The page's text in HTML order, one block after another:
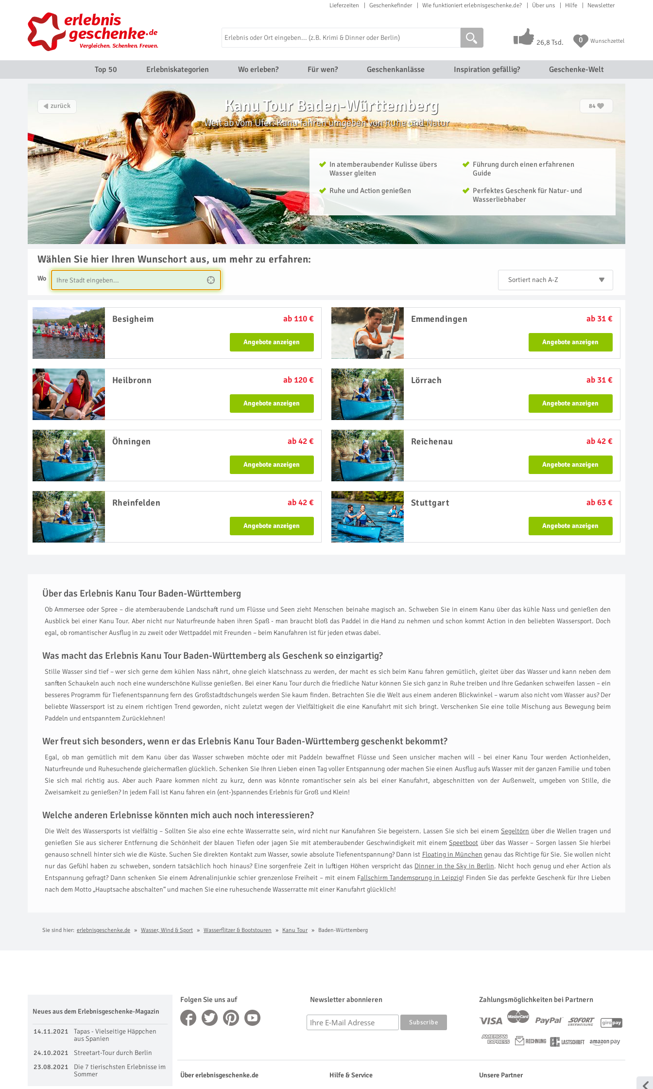
Lieferzeiten Geschenkefinder Wie funktioniert erlebnisgeschenke.de? Über uns Hilfe Newsletter
26,8 Tsd. 0 Wunschzettel
Top 50 Erlebniskategorien Wo erleben? Für wen? Geschenkanlässe Inspiration gefällig? Geschenke-Welt
Kanu Tour Baden-Württemberg 84
Weit ab vom Ufer: Kanu fahren umgeben von Ruhe und Natur
In atemberaubender Kulisse übers
Wasser gleiten
Führung durch einen erfahrenen
Guide
Ruhe und Action genießen
Perfektes Geschenk für Natur- und
Wasserliebhaber
Wählen Sie hier Ihren Wunschort aus, um mehr zu erfahren:
Wo Sortiert nach A-Z
Besigheim ab 110 €
Angebote anzeigen
Emmendingen ab 31 €
Angebote anzeigen
Heilbronn ab 120 €
Angebote anzeigen
Lörrach ab 31 €
Angebote anzeigen
Öhningen ab 42 €
Angebote anzeigen
Reichenau ab 42 €
Angebote anzeigen
Rheinfelden ab 42 €
Angebote anzeigen
Stuttgart ab 63 €
Angebote anzeigen
Über das Erlebnis Kanu Tour Baden-Württemberg
Ob Ammersee oder Spree – die atemberaubende Landschaft rund um Flüsse und Seen zieht Menschen beinahe magisch an. Schweben Sie in einem Kanu über das kühle Nass und genießen den
Ausblick bei einer Kanu Tour. Aber nicht nur Naturfreunde haben ihren Spaß - man braucht bloß das Paddel in die Hand zu nehmen und schon kommt Action in den beliebten Wassersport. Doch
egal, ob romantischer Ausflug in zu zweit oder Wettpaddel mit Freunden – beim Kanufahren ist für jeden etwas dabei.
Was macht das Erlebnis Kanu Tour Baden-Württemberg als Geschenk so einzigartig?
Stille Wasser sind tief – wer sich gerne dem kühlen Nass nährt, ohne gleich klatschnass zu werden, der macht es sich beim Kanu fahren gemütlich, gleitet über das Wasser und kann neben dem
sanften Schaukeln auch noch eine wunderschöne Kulisse genießen. Bei einer Kanu Tour durch die friedliche Natur können Sie sich ganz in Ruhe treiben und Ihre Gedanken schweifen lassen – ein
besseres Programm für Tiefenentspannung fern des Großstadtdschungels werden Sie kaum finden. Betrachten Sie die Welt aus einem anderen Blickwinkel – warum also nicht vom Wasser aus? Der
beliebte Wassersport ist zu einem richtigen Trend geworden, nicht zuletzt wegen der Vielfältigkeit die eine Kanufahrt mit sich bringt. Verschenken Sie eine tolle Mischung aus Bewegung beim
Paddeln und entspanntem Zurücklehnen!
Wer freut sich besonders, wenn er das Erlebnis Kanu Tour Baden-Württemberg geschenkt bekommt?
Egal, ob man gemütlich mit dem Kanu über das Wasser schweben möchte oder mit Paddeln bewaffnet Flüsse und Seen unsicher machen will – bei einer Kanu Tour werden Actionhelden,
Naturfreunde und Ruhesuchende gleichermaßen glücklich. Schenken Sie Ihren Lieben einen Tag voller Entspannung oder machen Sie einen Ausflug aufs Wasser mit der ganzen Familie und toben
Sie sich mal richtig aus. Aber auch Paare kommen nicht zu kurz, denn was könnte romantischer sein als bei einer Kanufahrt, abgeschnitten von der Außenwelt, umgeben von Stille, die
Zweisamkeit zu genießen? In jedem Fall ist Kanu fahren ein (ent-)spannendes Erlebnis für Groß und Klein!
Welche anderen Erlebnisse könnten mich auch noch interessieren?
Die Welt des Wassersports ist vielfältig – Sollten Sie also eine echte Wasserratte sein, wird nicht nur Kanufahren Sie begeistern. Lassen Sie sich bei einemSegeltörn über die Wellen tragen und
genießen Sie aus sicherer Entfernung die Schönheit der blauen Tiefen oder jagen Sie mit atemberaubender Geschwindigkeit mit einem Speetboot über das Wasser – Sorgen lassen Sie hierbei
genauso schnell hinter sich wie die Küste. Suchen Sie direkten Kontakt zum Wasser, sowie absolute Tiefenentspannung? Dann ist Floating in München genau das Richtige für Sie. Sie wollen nicht
nur das Gefühl haben zu schweben, sondern tatsächlich hoch hinaus? Eine sorgenfreie Zeit in luftigen Höhen verspricht das Dinner in the Sky in Berlin. Nicht hoch genug und eher Action als
Entspannung gefragt? Dann schenken Sie einem Adrenalinjunkie schier grenzenlose Freiheit – mit einem Fallschirm Tandemsprung in Leipzig! Finden Sie das perfekte Geschenk für Ihre Lieben
nach dem Motto „Hauptsache abschalten“ und machen Sie eine ruhesuchende Wasserratte mit einer Kanufahrt glücklich!
Sie sind hier: erlebnisgeschenke.de Wasser, Wind & Sport Wasserflitzer & Bootstouren Kanu Tour Baden-Württemberg
Folgen Sie uns auf Newsletter abonnieren Zahlungsmöglichkeiten bei Partnern
Neues aus dem Erlebnisgeschenke-Magazin
14.11.2021
Tapas - Vielseitige Häppchen
aus Spanien
24.10.2021
Streetart-Tour durch Berlin
23.08.2021
Die 7 tierischsten Erlebnisse im
Sommer
Über erlebnisgeschenke.de Hilfe & Service Unsere Partner